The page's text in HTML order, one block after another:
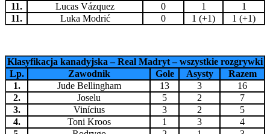
11.
Lucas Vázquez 0 1
1
11.
Luka Modrić 0 1 (+1) 1 (+1)
Klasyfikacja kanadyjska – Real Madryt – wszystkie rozgrywki
Lp.
Zawodnik Gole Asysty
Razem
1.
Jude Bellingham 13 3
16
2.
Joselu 5 2
7
3.
Vinícius 3 2
5
4.
Toni Kroos 1 3
4